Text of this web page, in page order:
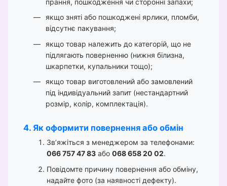
прання, пошкодження чи сторонні запахи;
якщо зняті або пошкоджені ярлики, пломби,
відсутнє пакування;
якщо товар належить до категорій, що не
підлягають поверненню (нижня білизна,
шкарпетки, купальники тощо);
якщо товар виготовлений або замовлений
під індивідуальний запит (нестандартний
розмір, колір, комплектація).
4. Як оформити повернення або обмін
Зв’яжіться з менеджером за телефонами:
066 757 47 83 або 068 658 20 02.
Повідомте причину повернення або обміну,
надайте фото (за наявності дефекту).